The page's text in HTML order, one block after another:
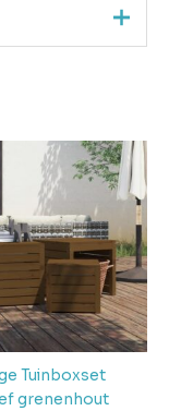
Tuinboxset
grenenhout